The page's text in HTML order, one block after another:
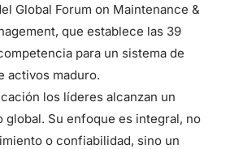
Global Forum on Maintenance &
que establece las 39
para un sistema de
activos maduro.
los líderes alcanzan un
global. Su enfoque es integral, no
o confiabilidad, sino un